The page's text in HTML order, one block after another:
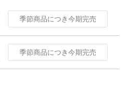
季節商品につき今期完売
季節商品につき今期完売